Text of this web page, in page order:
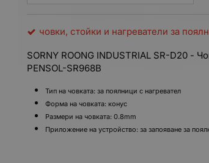
човки, стойки и нагреватели за
SORNY ROONG INDUSTRIAL SR-D20 -
PENSOL-SR968B
Тип на човката: за поялници с нагревател
Форма на човката: конус
Размери на човката: 0.8mm
Приложение на устройство: за запояване за